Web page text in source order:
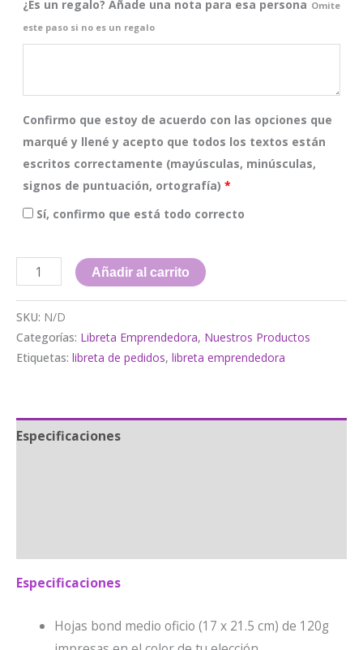
¿Es un regalo? Añade una nota para esa persona Omite
este paso si no es un regalo
Confirmo que estoy de acuerdo con las opciones que
marqué y llené y acepto que todos los textos están
escritos correctamente (mayúsculas, minúsculas,
signos de puntuación, ortografía) *
Sí, confirmo que está todo correcto
Libreta
Emprendedora
|
Modelo
Music
Añadir al carrito
SKU: N/D
Categorías: Libreta Emprendedora, Nuestros Productos
Etiquetas: libreta de pedidos, libreta emprendedora
Especificaciones
Especificaciones
Hojas bond medio oficio (17 x 21.5 cm) de 120g